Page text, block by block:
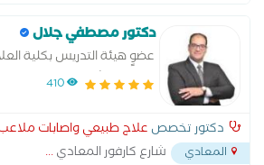
الدماغية وإصابات الأعصاب، بالإضافة إلى علاج
العمود الفقري والمفاصل. يحرص على إجراء
ووضع خطة علاجية فردية تشمل التمارين
والأجهزة الحديثة، مع المتابعة المستمرة
وتسريع التعافي، وتحسين الحركة، والعودة
اليومية
دكتور مصطفي جلال
عضوٍ هيئة التدريس بكلية
هيرتفوردشير البريطانيه
اول سلسله عيادات في
410
دكتور تخصص علاج طبيعي واصابات
المعادي شارع كارفور المعادي...